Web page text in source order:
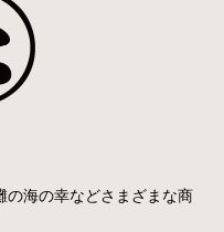
の海の幸などさまざまな商